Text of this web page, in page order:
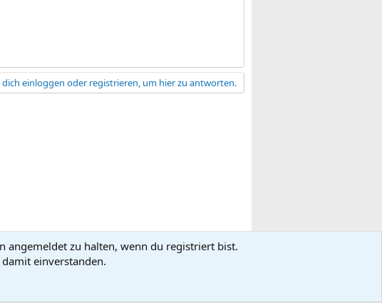
dich einloggen oder registrieren, um hier zu antworten.
Nutzungsbedingungen Datenschutz
angemeldet zu halten, wenn du registriert bist.
einverstanden.